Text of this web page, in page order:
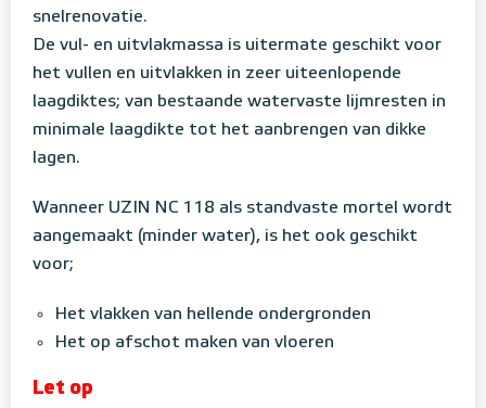
snelrenovatie.
De vul- en uitvlakmassa is uitermate geschikt voor
het vullen en uitvlakken in zeer uiteenlopende
laagdiktes; van bestaande watervaste lijmresten in
minimale laagdikte tot het aanbrengen van dikke
lagen.
Wanneer UZIN NC 118 als standvaste mortel wordt
aangemaakt (minder water), is het ook geschikt
voor;
Het vlakken van hellende ondergronden
Het op afschot maken van vloeren
Let op